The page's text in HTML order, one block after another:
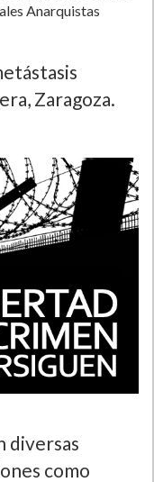
Anarquistas
Zaragoza.
diversas
como